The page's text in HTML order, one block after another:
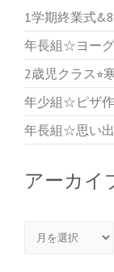
1学期終業式
年長組☆ヨーグ
2歳児クラス⭐︎
年少組☆ピザ作
年長組☆思い
アーカイ
アーカイブ